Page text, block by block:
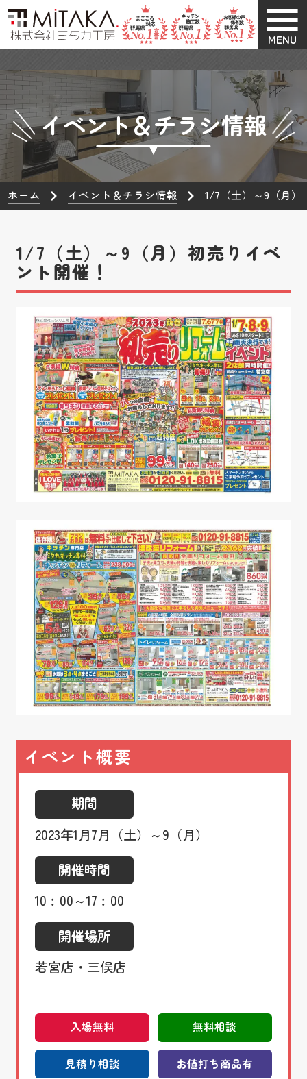
MENU
イベント＆チラシ情報
ホーム イベント＆チラシ情報 1/7（土）～9（月
1/7（土）～9（月）初売りイベ
ント開催！
イベント概要
期間
2023年1月7月（土）～9（月）
開催時間
10︰00～17︰00
開催場所
若宮店・三俣店
入場無料 無料相談
見積り相談 お値打ち商品有